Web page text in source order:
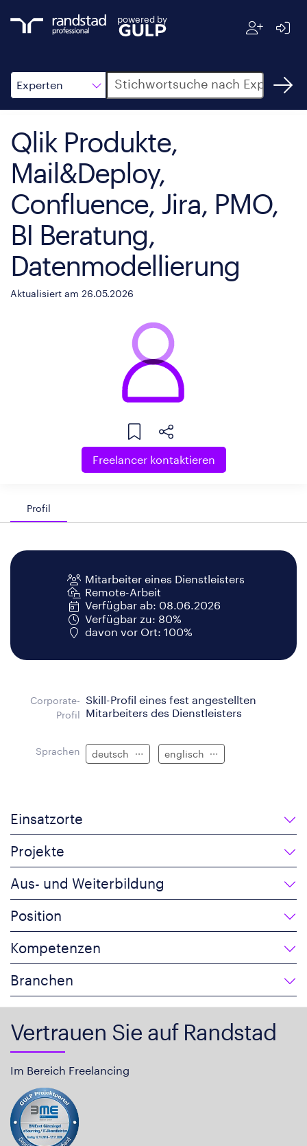
powered by
Experten
Suche
Qlik Produkte,
Mail&Deploy,
Confluence, Jira, PMO,
BI Beratung,
Datenmodellierung
Aktualisiert am 26.05.2026
Freelancer kontaktieren
Profil
Mitarbeiter eines Dienstleisters
Remote-Arbeit
Verfügbar ab: 08.06.2026
Verfügbar zu: 80%
davon vor Ort: 100%
Corporate-
Profil
Skill-Profil eines fest angestellten
Mitarbeiters des Dienstleisters
Sprachen deutsch englisch
Einsatzorte
Projekte
Aus- und Weiterbildung
Position
Kompetenzen
Branchen
Vertrauen Sie auf Randstad
Im Bereich Freelancing